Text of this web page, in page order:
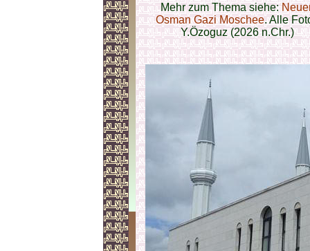
Mehr zum Thema siehe:
Osman Gazi Moschee. Alle
Y.Özoguz (2026 n.Chr.)